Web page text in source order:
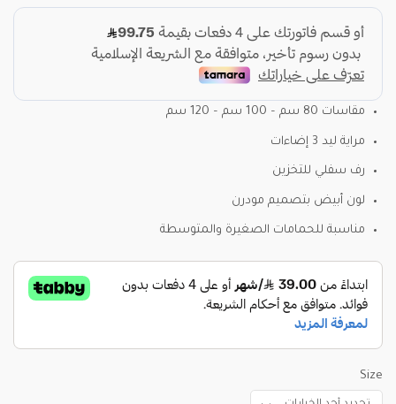
مقاسات 80 سم – 100 سم – 120 سم
مراية ليد 3 إضاءات
رف سفلي للتخزين
لون أبيض بتصميم مودرن
مناسبة للحمامات الصغيرة والمتوسطة
Size